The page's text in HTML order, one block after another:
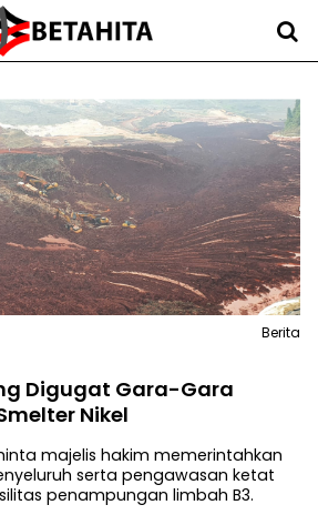
Digugat Gara-Gara
Nikel
majelis hakim memerintahkan
serta pengawasan ketat
penampungan limbah B3.
Berita